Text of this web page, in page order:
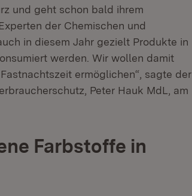
und geht schon bald ihrem
der Chemischen und
in diesem Jahr gezielt Produkte in
werden. Wir wollen damit
ermöglichen“, sagte der
Peter Hauk MdL, am
Farbstoffe in